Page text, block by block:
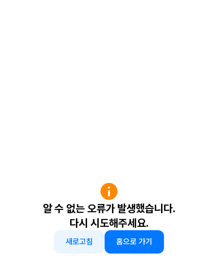
알 수 없는 오류가 발생했습니다.
다시 시도해주세요.
새로고침 홈으로 가기